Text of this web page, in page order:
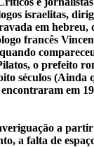
israelitas,
em hebreu,
francês
o prefeito
séculos (Ainda
em
a
a falta de